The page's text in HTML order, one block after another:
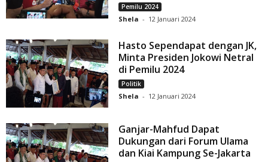
Pemilu 2024
Shela - 12 Januari 2024
Hasto Sependapat dengan JK,
Minta Presiden Jokowi Netral
di Pemilu 2024
Politik
Shela - 12 Januari 2024
Ganjar-Mahfud Dapat
Dukungan dari Forum Ulama
dan Kiai Kampung Se-Jakarta